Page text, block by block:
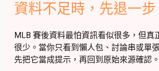
資料不足時，先退一步
MLB 賽後資料最怕資訊看似很多，但真
很少。當你只看到懶人包、討論串或單
先把它當成提示，再回到原始來源確認。